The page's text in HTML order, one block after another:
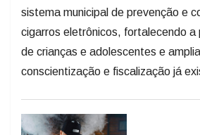
sistema municipal de prevenção e
cigarros eletrônicos, fortalecendo a
de crianças e adolescentes e
conscientização e fiscalização já